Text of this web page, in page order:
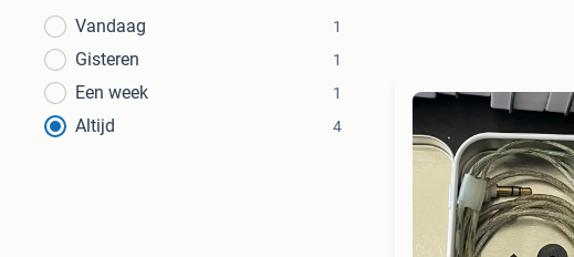
Vandaag
1
Gisteren 1
Een week 1
Altijd 4